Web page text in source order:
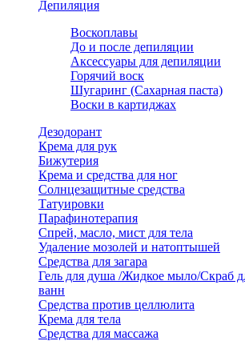
Депиляция
Воскоплавы
До и после депиляции
Аксессуары для депиляции
Горячий воск
Шугаринг (Сахарная паста)
Воски в картиджах
Дезодорант
Крема для рук
Бижутерия
Крема и средства для ног
Солнцезащитные средства
Татуировки
Парафинотерапия
Спрей, масло, мист для тела
Удаление мозолей и натоптышей
Средства для загара
Гель для душа /Жидкое мыло/Скраб
ванн
Средства против целлюлита
Крема для тела
Средства для массажа